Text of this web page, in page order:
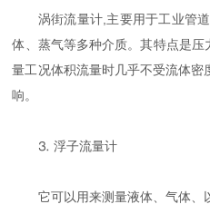
涡街流量计,主要用于工业管道
体、蒸气等多种介质。其特点是
量工况体积流量时几乎不受流体
响。
⒊ 浮子流量计
它可以用来测量液体、气体、